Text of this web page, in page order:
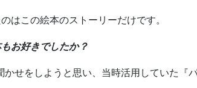
はこの絵本のストーリーだけです。
お好きでしたか？
かせをしようと思い、当時活用していた『